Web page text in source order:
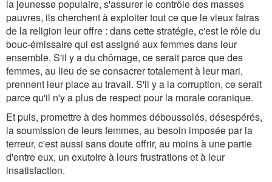
la jeunesse populaire, s'assurer le contrôle des masses
pauvres, ils cherchent à exploiter tout ce que le vieux fatras
de la religion leur offre : dans cette stratégie, c'est le rôle du
bouc-émissaire qui est assigné aux femmes dans leur
ensemble. S'il y a du chômage, ce serait parce que des
femmes, au lieu de se consacrer totalement à leur mari,
prennent leur place au travail. S'il y a la corruption, ce serait
parce qu'il n'y a plus de respect pour la morale coranique.
Et puis, promettre à des hommes déboussolés, désespérés,
la soumission de leurs femmes, au besoin imposée par la
terreur, c'est aussi sans doute offrir, au moins à une partie
d'entre eux, un exutoire à leurs frustrations et à leur
insatisfaction.